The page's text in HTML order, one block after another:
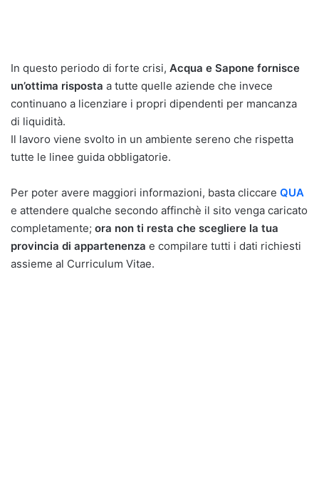
In questo periodo di forte crisi, Acqua e Sapone fornisce
un’ottima risposta a tutte quelle aziende che invece
continuano a licenziare i propri dipendenti per mancanza
di liquidità.
Il lavoro viene svolto in un ambiente sereno che rispetta
tutte le linee guida obbligatorie.
Per poter avere maggiori informazioni, basta cliccare QUA
e attendere qualche secondo affinchè il sito venga caricato
completamente; ora non ti resta che scegliere la tua
provincia di appartenenza e compilare tutti i dati richiesti
assieme al Curriculum Vitae.